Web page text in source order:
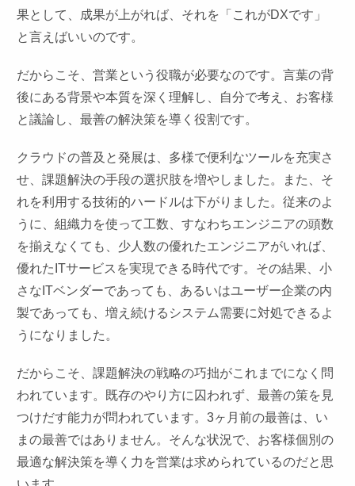
果として、成果が上がれば、それを「これがDXです」
と言えばいいのです。
だからこそ、営業という役職が必要なのです。言葉の背
後にある背景や本質を深く理解し、自分で考え、お客様
と議論し、最善の解決策を導く役割です。
クラウドの普及と発展は、多様で便利なツールを充実さ
せ、課題解決の手段の選択肢を増やしました。また、そ
れを利用する技術的ハードルは下がりました。従来のよ
うに、組織力を使って工数、すなわちエンジニアの頭数
を揃えなくても、少人数の優れたエンジニアがいれば、
優れたITサービスを実現できる時代です。その結果、小
さなITベンダーであっても、あるいはユーザー企業の内
製であっても、増え続けるシステム需要に対処できるよ
うになりました。
だからこそ、課題解決の戦略の巧拙がこれまでになく問
われています。既存のやり方に囚われず、最善の策を見
つけだす能力が問われています。3ヶ月前の最善は、い
まの最善ではありません。そんな状況で、お客様個別の
最適な解決策を導く力を営業は求められているのだと思